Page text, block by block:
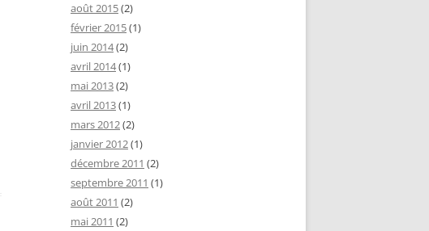
août 2015(2)
février 2015(1)
juin 2014(2)
avril 2014(1)
mai 2013(2)
avril 2013(1)
mars 2012(2)
janvier 2012(1)
décembre 2011 (2)
septembre 2011 (1)
août 2011 (2)
mai 2011 (2)